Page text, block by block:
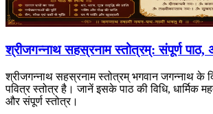
श्रीजगन्नाथ सहस्रनाम स्तोत्रम्: संपूर्ण पाठ,
श्रीजगन्नाथ सहस्रनाम स्तोत्रम् भगवान जगन्नाथ के
पवित्र स्तोत्र है। जानें इसके पाठ की विधि, धार्मिक
और संपूर्ण स्तोत्र।